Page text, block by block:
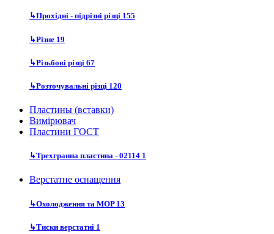
↳Прохідні - підрізні різці 155
↳Різне 19
↳Різьбові різці 67
↳Розточувальні різці 120
Пластины (вставки)
Вимірювач
Пластини ГОСТ
↳Трехгранна пластина - 02114 1
Верстатне оснащення
↳Охолодження та MOP 13
↳Тиски верстатні 1